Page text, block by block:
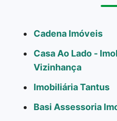
Cadena Imóveis
Casa Ao Lado -
Vizinhança
Imobiliária Tantus
Basi Assessoria